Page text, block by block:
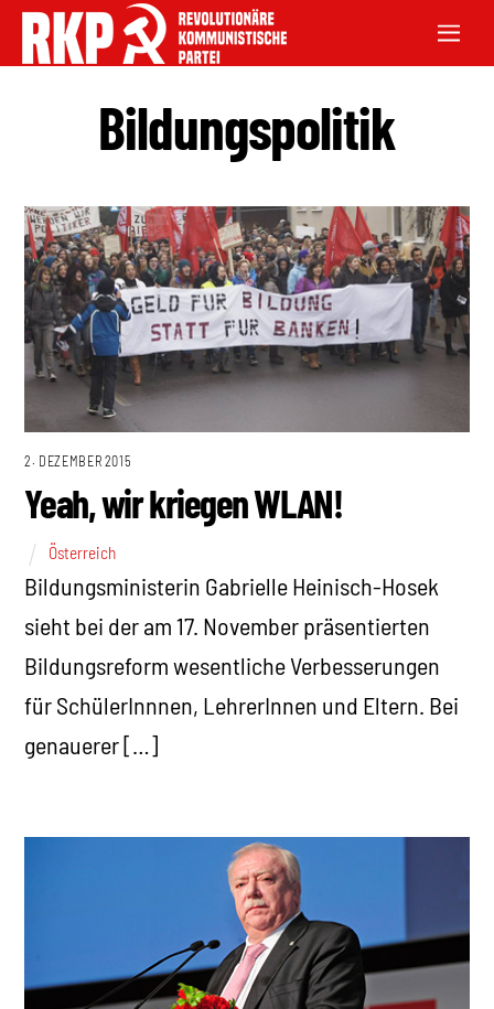
Bildungspolitik
2. DEZEMBER 2015
Yeah, wir kriegen WLAN!
Österreich
Bildungsministerin Gabrielle Heinisch-Hosek
sieht bei der am 17. November präsentierten
Bildungsreform wesentliche Verbesserungen
für SchülerInnnen, LehrerInnen und Eltern. Bei
genauerer […]